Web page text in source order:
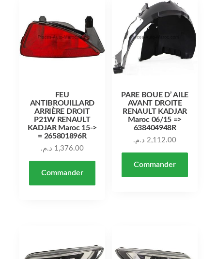
FEU
ANTIBROUILLARD
ARRIÈRE DROIT
P21W RENAULT
KADJAR Maroc 15->
= 265801896R
1,376.00 د.م.
Commander
PARE BOUE D’ AILE
AVANT DROITE
RENAULT KADJAR
Maroc 06/15 =>
638404948R
2,112.00 د.م.
Commander